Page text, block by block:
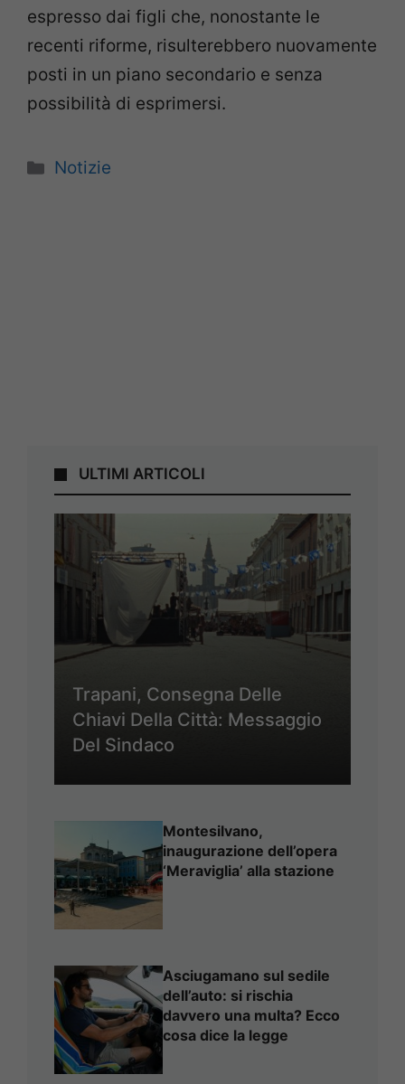
espresso dai figli che, nonostante le
recenti riforme, risulterebbero nuovamente
posti in un piano secondario e senza
possibilità di esprimersi.
Categorie
Notizie
ULTIMI ARTICOLI
Trapani, Consegna Delle
Chiavi Della Città: Messaggio
Del Sindaco
Montesilvano,
inaugurazione dell’opera
‘Meraviglia’ alla stazione
Asciugamano sul sedile
dell’auto: si rischia
davvero una multa? Ecco
cosa dice la legge